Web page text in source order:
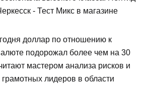
- Тест Микс в магазине
доллар по отношению к
подорожал более чем на 30
мастером анализа рисков и
лидеров в области